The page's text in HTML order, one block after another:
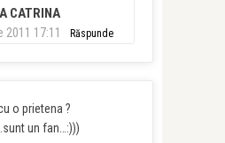
CATRINA
2011 17:11 Răspunde
o prietena ?
un fan…:)))